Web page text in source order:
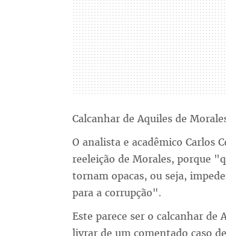
Calcanhar de Aquiles de
O analista e acadêmico Carlos
reeleição de Morales, porque
tornam opacas, ou seja,
para a corrupção".
Este parece ser o calcanhar de
livrar de um comentado caso